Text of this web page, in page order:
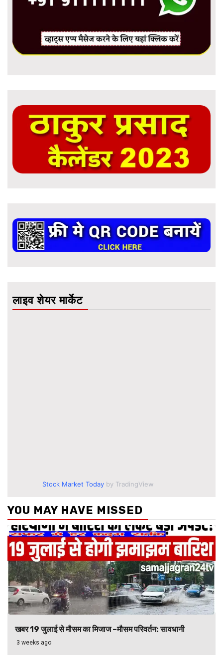
लाइव शेयर मार्केट
Stock Market Today by TradingView
YOU MAY HAVE MISSED
खबर 19 जुलाई से मौसम का मिजाज –मौसम परिवर्तन: सावधानी
3 weeks ago